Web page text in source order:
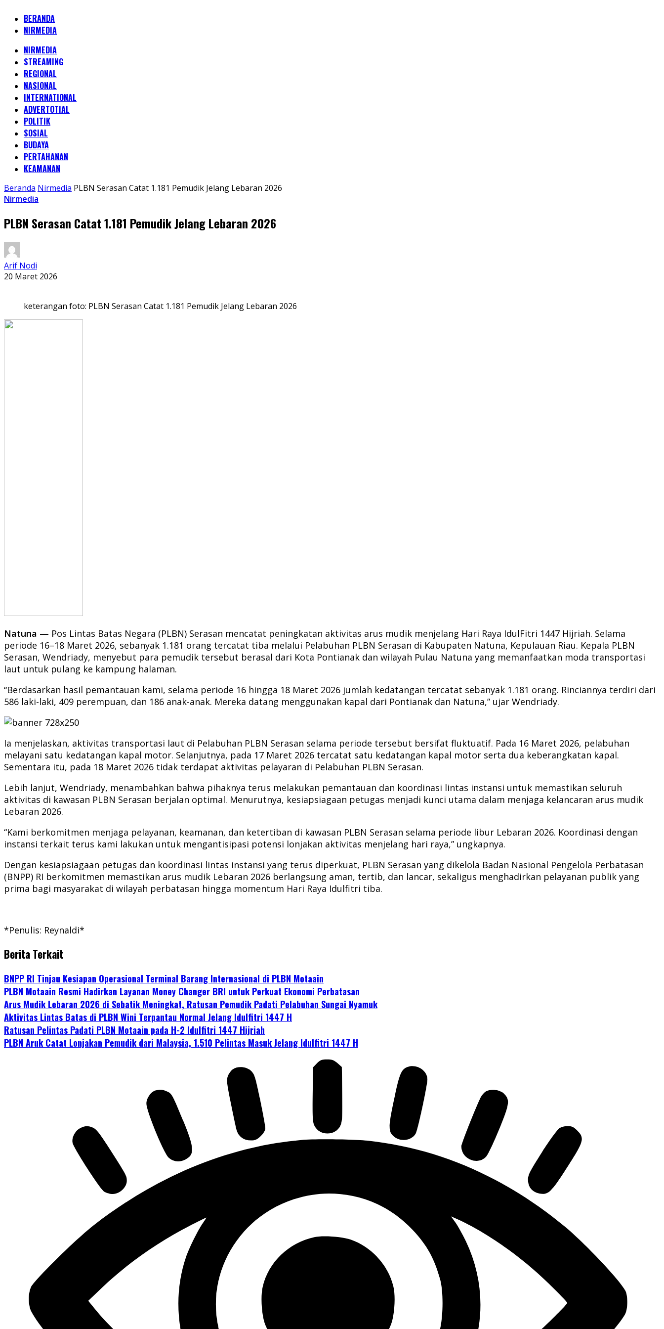
BERANDA
NIRMEDIA
NIRMEDIA
STREAMING
REGIONAL
NASIONAL
INTERNATIONAL
ADVERTOTIAL
POLITIK
SOSIAL
BUDAYA
PERTAHANAN
KEAMANAN
Beranda Nirmedia PLBN Serasan Catat 1.181 Pemudik Jelang Lebaran 2026
Nirmedia
PLBN Serasan Catat 1.181 Pemudik Jelang Lebaran 2026
Arif Nodi
20 Maret 2026
keterangan foto: PLBN Serasan Catat 1.181 Pemudik Jelang Lebaran 2026
Natuna — Pos Lintas Batas Negara (PLBN) Serasan mencatat peningkatan aktivitas arus mudik menjelang Hari Raya IdulFitri 1447 Hijriah. Selama
periode 16–18 Maret 2026, sebanyak 1.181 orang tercatat tiba melalui Pelabuhan PLBN Serasan di Kabupaten Natuna, Kepulauan Riau. Kepala PLBN
Serasan, Wendriady, menyebut para pemudik tersebut berasal dari Kota Pontianak dan wilayah Pulau Natuna yang memanfaatkan moda transportasi
laut untuk pulang ke kampung halaman.
“Berdasarkan hasil pemantauan kami, selama periode 16 hingga 18 Maret 2026 jumlah kedatangan tercatat sebanyak 1.181 orang. Rinciannya terdiri dari
586 laki-laki, 409 perempuan, dan 186 anak-anak. Mereka datang menggunakan kapal dari Pontianak dan Natuna,” ujar Wendriady.
Ia menjelaskan, aktivitas transportasi laut di Pelabuhan PLBN Serasan selama periode tersebut bersifat fluktuatif. Pada 16 Maret 2026, pelabuhan
melayani satu kedatangan kapal motor. Selanjutnya, pada 17 Maret 2026 tercatat satu kedatangan kapal motor serta dua keberangkatan kapal.
Sementara itu, pada 18 Maret 2026 tidak terdapat aktivitas pelayaran di Pelabuhan PLBN Serasan.
Lebih lanjut, Wendriady, menambahkan bahwa pihaknya terus melakukan pemantauan dan koordinasi lintas instansi untuk memastikan seluruh
aktivitas di kawasan PLBN Serasan berjalan optimal. Menurutnya, kesiapsiagaan petugas menjadi kunci utama dalam menjaga kelancaran arus mudik
Lebaran 2026.
“Kami berkomitmen menjaga pelayanan, keamanan, dan ketertiban di kawasan PLBN Serasan selama periode libur Lebaran 2026. Koordinasi dengan
instansi terkait terus kami lakukan untuk mengantisipasi potensi lonjakan aktivitas menjelang hari raya,” ungkapnya.
Dengan kesiapsiagaan petugas dan koordinasi lintas instansi yang terus diperkuat, PLBN Serasan yang dikelola Badan Nasional Pengelola Perbatasan
(BNPP) RI berkomitmen memastikan arus mudik Lebaran 2026 berlangsung aman, tertib, dan lancar, sekaligus menghadirkan pelayanan publik yang
prima bagi masyarakat di wilayah perbatasan hingga momentum Hari Raya Idulfitri tiba.
*Penulis: Reynaldi*
Berita Terkait
BNPP RI Tinjau Kesiapan Operasional Terminal Barang Internasional di PLBN Motaain
PLBN Motaain Resmi Hadirkan Layanan Money Changer BRI untuk Perkuat Ekonomi Perbatasan
Arus Mudik Lebaran 2026 di Sebatik Meningkat, Ratusan Pemudik Padati Pelabuhan Sungai Nyamuk
Aktivitas Lintas Batas di PLBN Wini Terpantau Normal Jelang Idulfitri 1447 H
Ratusan Pelintas Padati PLBN Motaain pada H-2 Idulfitri 1447 Hijriah
PLBN Aruk Catat Lonjakan Pemudik dari Malaysia, 1.510 Pelintas Masuk Jelang Idulfitri 1447 H